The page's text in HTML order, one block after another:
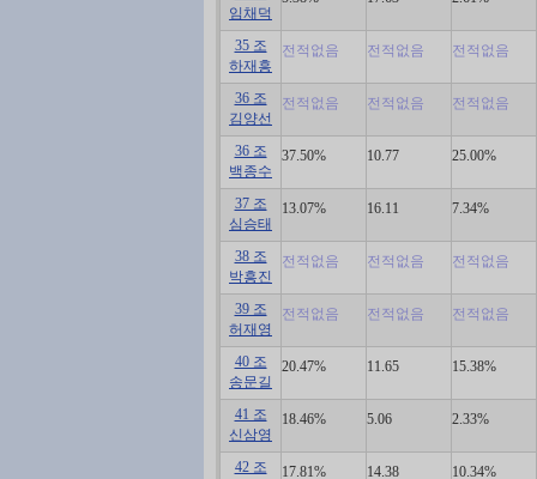
임채덕
35 조
하재흥
전적없음 전적없음 전적없음
36 조
김양선
전적없음 전적없음 전적없음
36 조
백종수
37.50% 10.77 25.00%
37 조
심승태
13.07% 16.11 7.34%
38 조
박흥진
전적없음 전적없음 전적없음
39 조
허재영
전적없음 전적없음 전적없음
40 조
송문길
20.47% 11.65 15.38%
41 조
신삼영
18.46% 5.06 2.33%
42 조
17.81% 14.38 10.34%